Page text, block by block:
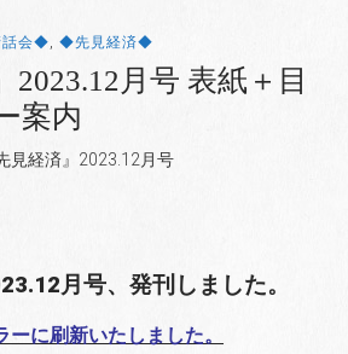
会◆ ◆先見経済◆
2023.12月号 表紙＋目
案内
見経済』2023.12月号
月号、発刊しました。
に刷新いたしました。